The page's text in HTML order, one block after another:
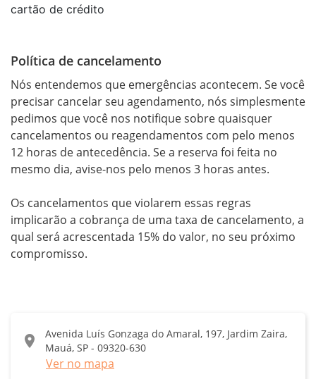
cartão de crédito
Política de cancelamento
Nós entendemos que emergências acontecem. Se você
precisar cancelar seu agendamento, nós simplesmente
pedimos que você nos notifique sobre quaisquer
cancelamentos ou reagendamentos com pelo menos
12 horas de antecedência. Se a reserva foi feita no
mesmo dia, avise-nos pelo menos 3 horas antes.
Os cancelamentos que violarem essas regras
implicarão a cobrança de uma taxa de cancelamento, a
qual será acrescentada 15% do valor, no seu próximo
compromisso.
location_on
Avenida Luís Gonzaga do Amaral, 197, Jardim Zaira,
Mauá, SP - 09320-630
Ver no mapa